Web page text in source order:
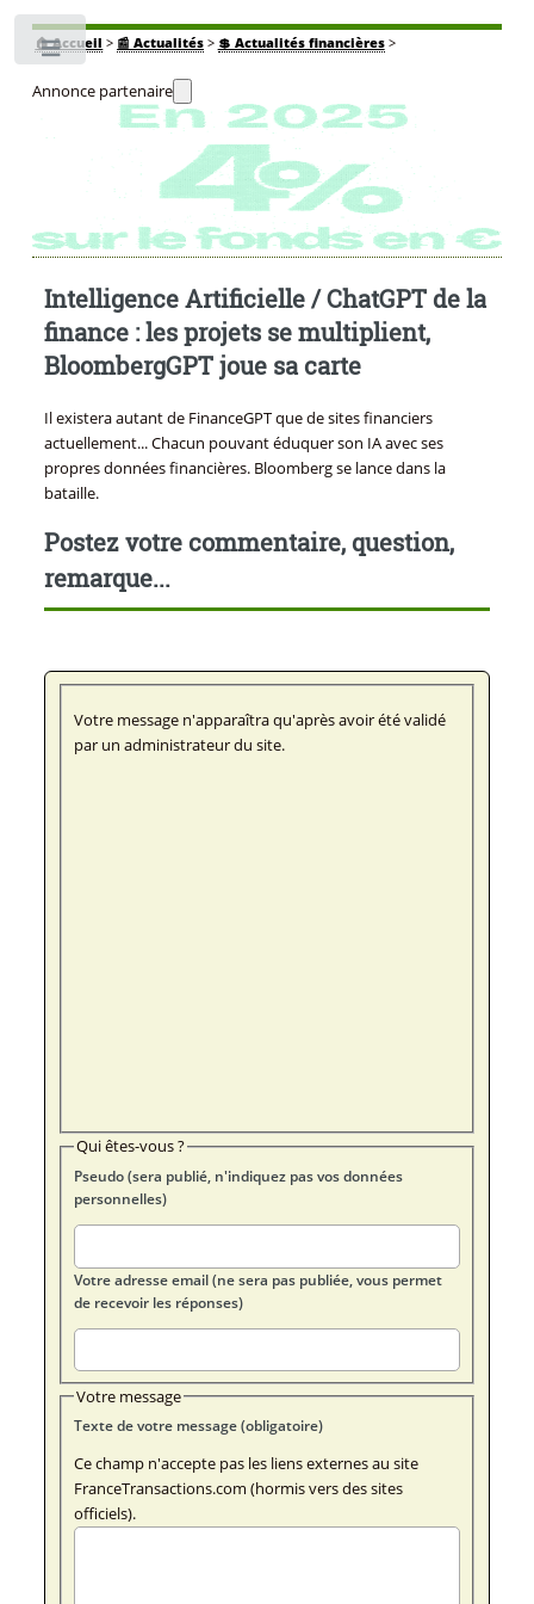
🏠Accueil > 📰 Actualités> 💲 Actualités financières>
Annonce partenaire
Intelligence Artificielle / ChatGPT de la
finance : les projets se multiplient,
BloombergGPT joue sa carte
Il existera autant de FinanceGPT que de sites financiers
actuellement... Chacun pouvant éduquer son IA avec ses
propres données financières. Bloomberg se lance dans la
bataille.
Postez votre commentaire, question,
remarque...
Votre message n'apparaîtra qu'après avoir été validé
par un administrateur du site.
Qui êtes-vous ?
Pseudo (sera publié, n'indiquez pas vos données
personnelles)
Votre adresse email (ne sera pas publiée, vous permet
de recevoir les réponses)
Votre message
Texte de votre message (obligatoire)
Ce champ n'accepte pas les liens externes au site
FranceTransactions.com (hormis vers des sites
officiels).
Toggle